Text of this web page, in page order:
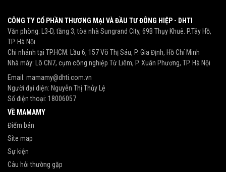
CÔNG TY CỔ PHẦN THƯƠNG MẠI VÀ ĐẦU TƯ ĐÔNG HIỆP - DHTI
Văn phòng: L3-D, tầng 3, tòa nhà Sungrand City, 69B Thụy Khuê. P.Tây Hồ,
TP. Hà Nội
Chi nhánh tại TP.HCM: Lầu 6, 157 Võ Thị Sáu, P. Gia Định, Hồ Chí Minh
Nhà máy: Lô CN7, cụm công nghiệp Từ Liêm, P. Xuân Phương, TP. Hà Nội
Email: mamamy@dhti.com.vn
Người đại diện: Nguyễn Thị Thủy Lệ
Số điện thoại: 18006057
VỀ MAMAMY
Điểm bán
Site map
Sự kiện
Câu hỏi thường gặp